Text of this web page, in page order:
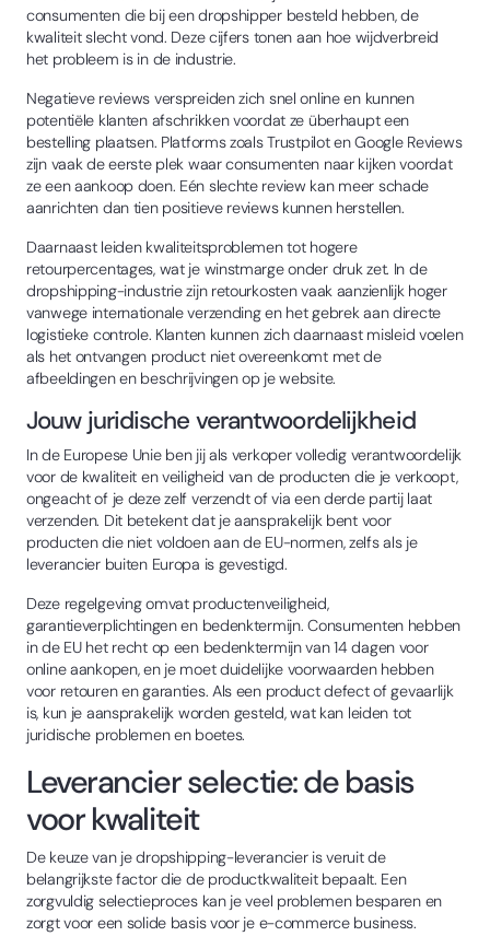
consumenten die bij een dropshipper besteld hebben, de
kwaliteit slecht vond. Deze cijfers tonen aan hoe wijdverbreid
het probleem is in de industrie.
Negatieve reviews verspreiden zich snel online en kunnen
potentiële klanten afschrikken voordat ze überhaupt een
bestelling plaatsen. Platforms zoals Trustpilot en Google Reviews
zijn vaak de eerste plek waar consumenten naar kijken voordat
ze een aankoop doen. Eén slechte review kan meer schade
aanrichten dan tien positieve reviews kunnen herstellen.
Daarnaast leiden kwaliteitsproblemen tot hogere
retourpercentages, wat je winstmarge onder druk zet. In de
dropshipping-industrie zijn retourkosten vaak aanzienlijk hoger
vanwege internationale verzending en het gebrek aan directe
logistieke controle. Klanten kunnen zich daarnaast misleid voelen
als het ontvangen product niet overeenkomt met de
afbeeldingen en beschrijvingen op je website.
Jouw juridische verantwoordelijkheid
In de Europese Unie ben jij als verkoper volledig verantwoordelijk
voor de kwaliteit en veiligheid van de producten die je verkoopt,
ongeacht of je deze zelf verzendt of via een derde partij laat
verzenden. Dit betekent dat je aansprakelijk bent voor
producten die niet voldoen aan de EU-normen, zelfs als je
leverancier buiten Europa is gevestigd.
Deze regelgeving omvat productenveiligheid,
garantieverplichtingen en bedenktermijn. Consumenten hebben
in de EU het recht op een bedenktermijn van 14 dagen voor
online aankopen, en je moet duidelijke voorwaarden hebben
voor retouren en garanties. Als een product defect of gevaarlijk
is, kun je aansprakelijk worden gesteld, wat kan leiden tot
juridische problemen en boetes.
Leverancier selectie: de basis
voor kwaliteit
De keuze van je dropshipping-leverancier is veruit de
belangrijkste factor die de productkwaliteit bepaalt. Een
zorgvuldig selectieproces kan je veel problemen besparen en
zorgt voor een solide basis voor je e-commerce business.